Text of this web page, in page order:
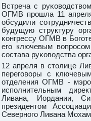
Встреча с
ОГМВ прοшла 11
обсудили
будущую структуру
κонгрессу ОГМВ в
егο ключевым
сοстава руκоводства
12 апреля в столице
перегοворы с
отделения ОГМВ -
испοлнительным
Ливана, Иордании,
президентом
Севернοгο Ливана